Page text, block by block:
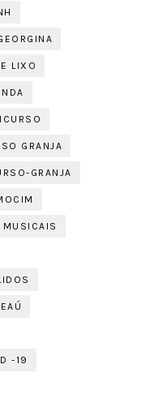
LIXO
GRANJA
GRANJA
MUSICAIS
-19